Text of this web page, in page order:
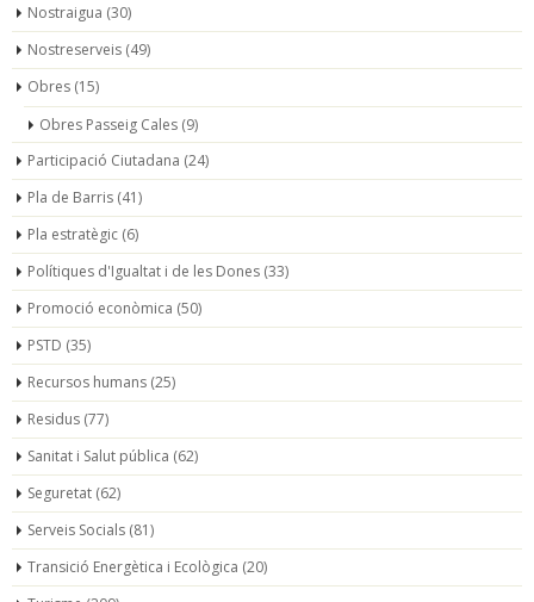
Nostraigua (30)
Nostreserveis (49)
Obres (15)
Obres Passeig Cales (9)
Participació Ciutadana (24)
Pla de Barris (41)
Pla estratègic (6)
Polítiques d'Igualtat i de les Dones (33)
Promoció econòmica (50)
PSTD (35)
Recursos humans (25)
Residus (77)
Sanitat i Salut pública (62)
Seguretat (62)
Serveis Socials (81)
Transició Energètica i Ecològica (20)